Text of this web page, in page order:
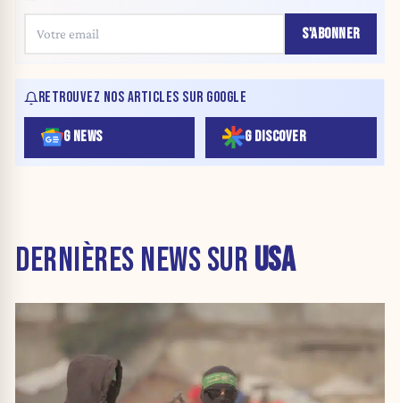
S'ABONNER
RETROUVEZ NOS ARTICLES SUR GOOGLE
G NEWS G DISCOVER
DERNIÈRES NEWS SUR USA